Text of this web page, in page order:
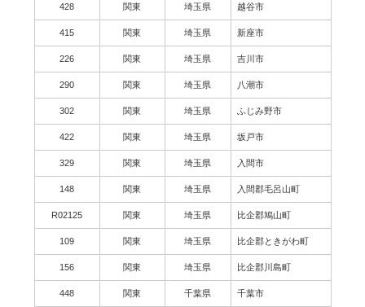
428 関東 埼玉県 越谷市
415 関東 埼玉県 新座市
226 関東 埼玉県 吉川市
290 関東 埼玉県 八潮市
302 関東 埼玉県 ふじみ野市
422 関東 埼玉県 坂戸市
329 関東 埼玉県 入間市
148 関東 埼玉県 入間郡毛呂山町
R02125 関東 埼玉県 比企郡鳩山町
109 関東 埼玉県 比企郡ときがわ町
156 関東 埼玉県 比企郡川島町
448 関東 千葉県 千葉市